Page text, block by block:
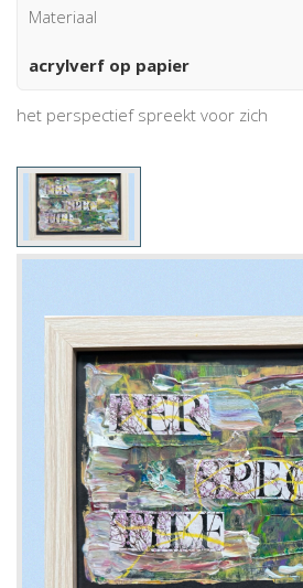
Materiaal
acrylverf op papier
het perspectief spreekt voor zich